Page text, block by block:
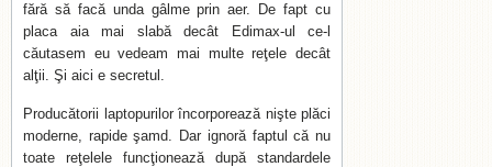
fără să facă unda gâlme prin aer. De fapt cu
placa aia mai slabă decât Edimax-ul ce-l
căutasem eu vedeam mai multe reţele decât
alţii. Şi aici e secretul.
Producătorii laptopurilor încorporează nişte plăci
moderne, rapide şamd. Dar ignoră faptul că nu
toate reţelele funcţionează după standardele